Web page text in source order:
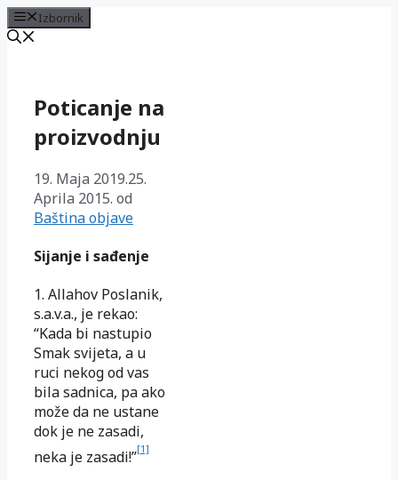
Izbornik
sadržajPoticanje na
proizvodnju
19. Maja 2019.25.
Aprila 2015. od
Baština objave
Sijanje i sađenje
1. Allahov Poslanik,
s.a.v.a., je rekao:
“Kada bi nastupio
Smak svijeta, a u
ruci nekog od vas
bila sadnica, pa ako
može da ne ustane
dok je ne zasadi,
neka je zasadi!”[1]